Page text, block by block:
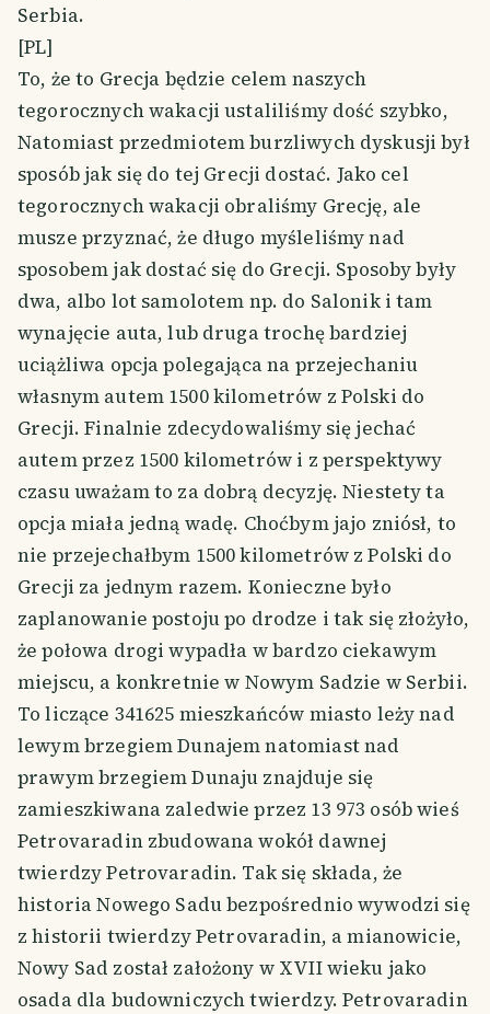
Serbia.
[PL]
To, że to Grecja będzie celem naszych
tegorocznych wakacji ustaliliśmy dość szybko,
Natomiast przedmiotem burzliwych dyskusji był
sposób jak się do tej Grecji dostać. Jako cel
tegorocznych wakacji obraliśmy Grecję, ale
musze przyznać, że długo myśleliśmy nad
sposobem jak dostać się do Grecji. Sposoby były
dwa, albo lot samolotem np. do Salonik i tam
wynajęcie auta, lub druga trochę bardziej
uciążliwa opcja polegająca na przejechaniu
własnym autem 1500 kilometrów z Polski do
Grecji. Finalnie zdecydowaliśmy się jechać
autem przez 1500 kilometrów i z perspektywy
czasu uważam to za dobrą decyzję. Niestety ta
opcja miała jedną wadę. Choćbym jajo zniósł, to
nie przejechałbym 1500 kilometrów z Polski do
Grecji za jednym razem. Konieczne było
zaplanowanie postoju po drodze i tak się złożyło,
że połowa drogi wypadła w bardzo ciekawym
miejscu, a konkretnie w Nowym Sadzie w Serbii.
To liczące 341625 mieszkańców miasto leży nad
lewym brzegiem Dunajem natomiast nad
prawym brzegiem Dunaju znajduje się
zamieszkiwana zaledwie przez 13 973 osób wieś
Petrovaradin zbudowana wokół dawnej
twierdzy Petrovaradin. Tak się składa, że
historia Nowego Sadu bezpośrednio wywodzi się
z historii twierdzy Petrovaradin, a mianowicie,
Nowy Sad został założony w XVII wieku jako
osada dla budowniczych twierdzy. Petrovaradin